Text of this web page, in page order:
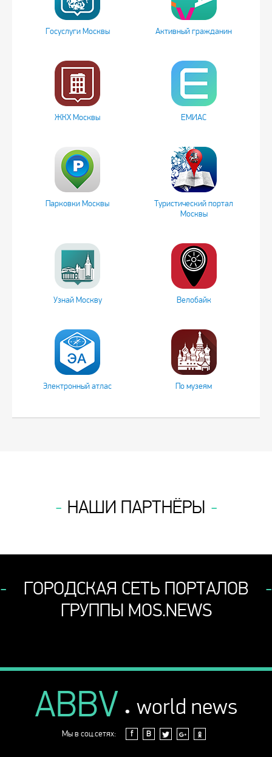
Госуслуги Москвы Активный гражданин
ЖКХ Москвы ЕМИАС
Парковки Москвы
Туристический портал
Москвы
Узнай Москву Велобайк
Электронный атлас По музеям
НАШИ ПАРТНЁРЫ
ГОРОДСКАЯ СЕТЬ ПОРТАЛОВ
ГРУППЫ MOS.NEWS
ABBV . world news
Мы в соц.сетях: f В